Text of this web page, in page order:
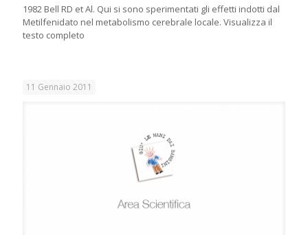
1982 Bell RD et Al. Qui si sono sperimentati gli effetti indotti dal
Metilfenidato nel metabolismo cerebrale locale. Visualizza il
testo completo
11 Gennaio 2011